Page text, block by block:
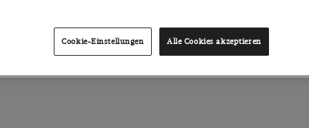
und setzen auf gedeckte Grau- und Grüntöne, die perfekt
Nuancen starten wir stilvoll in die neue Saison und lassen uns von
inspirieren.
Cookie-Einstellungen Alle Cookies akzeptieren